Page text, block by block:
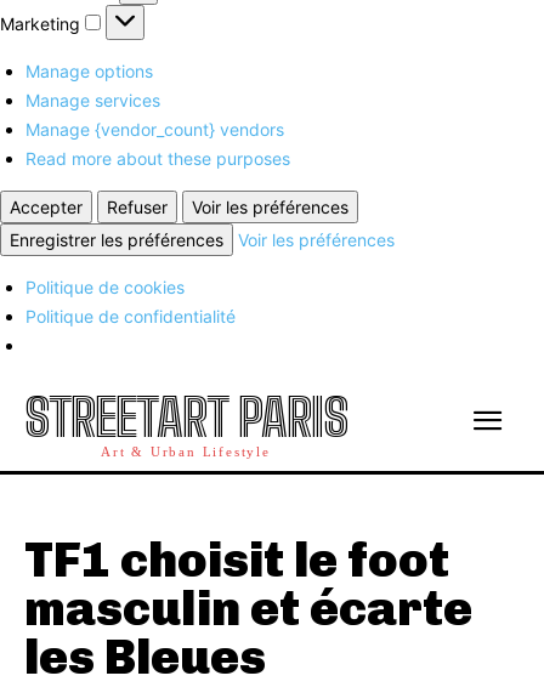
Marketing Marketing
Manage options
Manage services
Manage {vendor_count} vendors
Read more about these purposes
Accepter Refuser
Voir les préférences
Enregistrer les préférences
Voir les préférences
Politique de cookies
Politique de confidentialité
STREETART PARIS
Art & Urban Lifestyle
TF1 choisit le foot
masculin et écarte
les Bleues